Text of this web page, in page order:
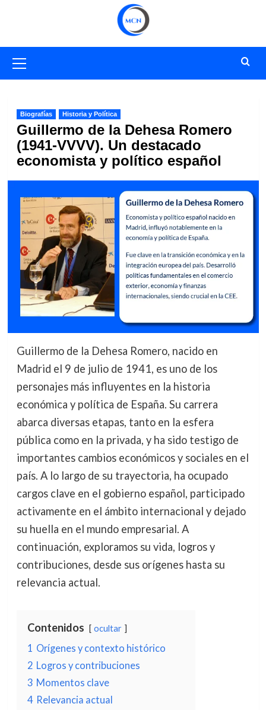
primario
Biografías Historia y Política
Guillermo de la Dehesa Romero
(1941-VVVV). Un destacado
economista y político español
Guillermo de la Dehesa Romero, nacido en
Madrid el 9 de julio de 1941, es uno de los
personajes más influyentes en la historia
económica y política de España. Su carrera
abarca diversas etapas, tanto en la esfera
pública como en la privada, y ha sido testigo de
importantes cambios económicos y sociales en el
país. A lo largo de su trayectoria, ha ocupado
cargos clave en el gobierno español, participado
activamente en el ámbito internacional y dejado
su huella en el mundo empresarial. A
continuación, exploramos su vida, logros y
contribuciones, desde sus orígenes hasta su
relevancia actual.
Contenidos ocultar
1 Orígenes y contexto histórico
2 Logros y contribuciones
3 Momentos clave
4 Relevancia actual